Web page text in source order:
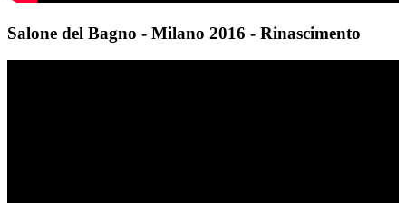
Salone del Bagno - Milano 2016 - Rinascimento